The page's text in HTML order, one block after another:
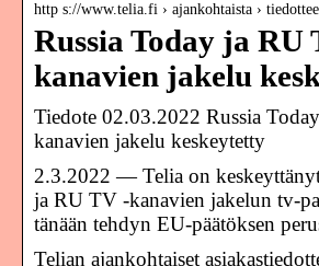
http s://www.telia.fi › ajankohtaista ›
Russia Today ja RU
kanavien jakelu
Tiedote 02.03.2022 Russia
kanavien jakelu keskeytetty
2.3.2022 — Telia on
ja RU TV -kanavien jakelun tv-
tänään tehdyn EU-päätöksen
Telian ajankohtaiset